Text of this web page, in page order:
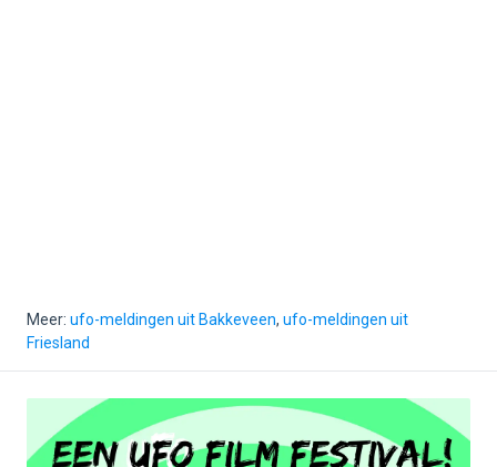
Meer: ufo-meldingen uit Bakkeveen, ufo-meldingen uit
Friesland